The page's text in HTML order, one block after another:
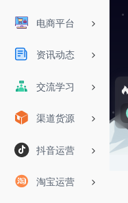
电商平台
资讯动态
交流学习
渠道货源
抖音运营
淘宝运营